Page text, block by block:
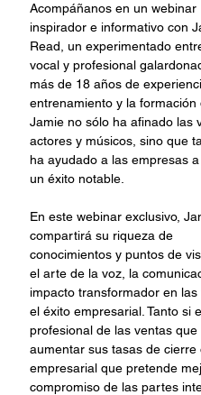
Acompáñanos en un webinar
inspirador e informativo con
Read, un experimentado
vocal y profesional
más de 18 años de
entrenamiento y la formación
Jamie no sólo ha afinado las
actores y músicos, sino que
ha ayudado a las empresas
un éxito notable.
En este webinar exclusivo,
compartirá su riqueza de
conocimientos y puntos de
el arte de la voz, la
impacto transformador en las
el éxito empresarial. Tanto si
profesional de las ventas que
aumentar sus tasas de cierre
empresarial que pretende
compromiso de las partes